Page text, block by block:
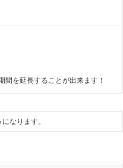
を延長することが出来ます！
なります。